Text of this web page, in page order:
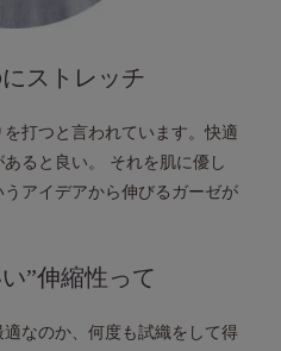
ストレッチ
を打つと言われています。快適
ると良い。 それを肌に優し
アイデアから伸びるガーゼが
”伸縮性って
なのか、 何度も試織をして得